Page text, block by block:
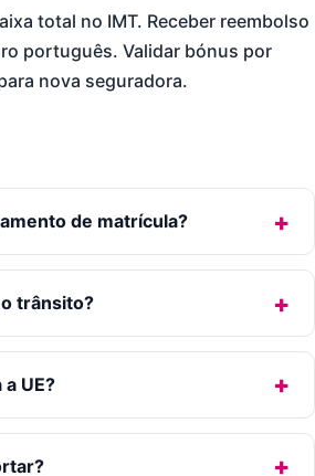
total no IMT. Receber reembolso
português. Validar bónus por
nova seguradora.
de matrícula?
trânsito?
UE?